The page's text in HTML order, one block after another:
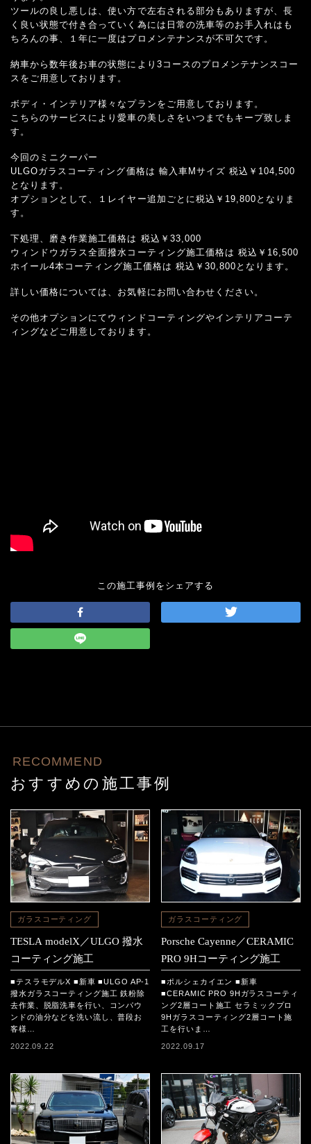
ツールの良し悪しは、使い方で左右される部分もありますが、長
く良い状態で付き合っていく為には日常の洗車等のお手入れはも
ちろんの事、１年に一度はプロメンテナンスが不可欠です。
納車から数年後お車の状態により3コースのプロメンテナンスコー
スをご用意しております。
ボディ・インテリア様々なプランをご用意しております。
こちらのサービスにより愛車の美しさをいつまでもキープ致しま
す。
今回のミニクーパー
ULGOガラスコーティング価格は 輸入車Mサイズ 税込￥104,500
となります。
オプションとして、１レイヤー追加ごとに税込￥19,800となりま
す。
下処理、磨き作業施工価格は 税込￥33,000
ウィンドウガラス全面撥水コーティング施工価格は 税込￥16,500
ホイール4本コーティング施工価格は 税込￥30,800となります。
詳しい価格については、お気軽にお問い合わせください。
その他オプションにてウィンドコーティングやインテリアコーテ
ィングなどご用意しております。
この施工事例をシェアする
RECOMMEND
おすすめの施工事例
ガラスコーティング
TESLA modelX／ULGO 撥水
コーティング施工
■テスラモデルX ■新車 ■ULGO AP-1
撥水ガラスコーティング施工 鉄粉除
去作業、脱脂洗車を行い、コンパウ
ンドの油分などを洗い流し、普段お
客様…
2022.09.22
ガラスコーティング
Porsche Cayenne／CERAMIC
PRO 9Hコーティング施工
■ポルシェカイエン ■新車
■CERAMIC PRO 9Hガラスコーティ
ング2層コート施工 セラミックプロ
9Hガラスコーティング2層コート施
工を行いま…
2022.09.17